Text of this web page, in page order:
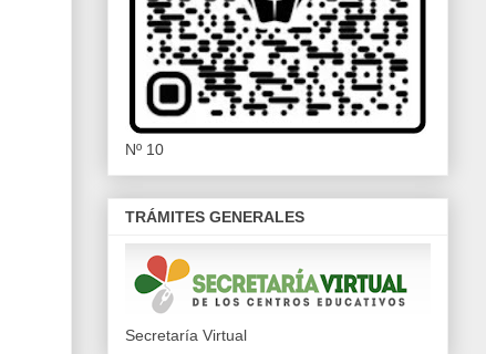
Nº 10
TRÁMITES GENERALES
Secretaría Virtual